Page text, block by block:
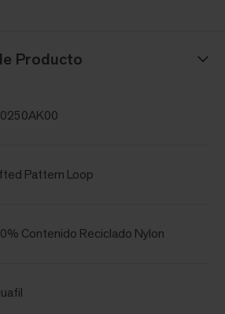
Producto
Pattern Loop
Contenido Reciclado Nylon